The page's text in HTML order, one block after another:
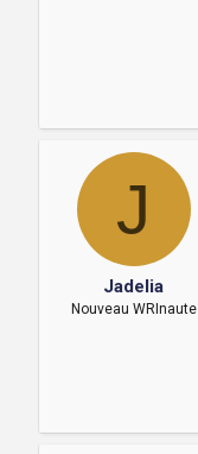
J
Jadelia
Nouveau WRInaute